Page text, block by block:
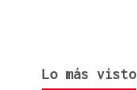
Lo más visto